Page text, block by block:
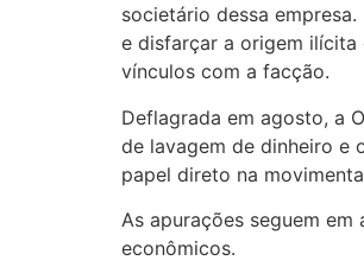
societário dessa
e disfarçar a origem ilícita
vínculos com a facção.
Deflagrada em agosto, a
de lavagem de dinheiro e
papel direto na
As apurações seguem
econômicos.